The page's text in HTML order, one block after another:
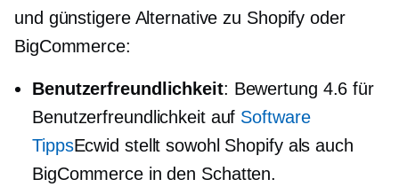
und günstigere Alternative zu Shopify oder
BigCommerce:
Benutzerfreundlichkeit: Bewertung 4.6 für
Benutzerfreundlichkeit auf Software
TippsEcwid stellt sowohl Shopify als auch
BigCommerce in den Schatten.